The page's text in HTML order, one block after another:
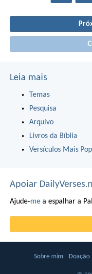
Leia mais
Temas
Pesquisa
Arquivo
Livros da Bíblia
Versículos Mais
Apoiar
Ajude-me a espalhar a
Sobre mim Doação